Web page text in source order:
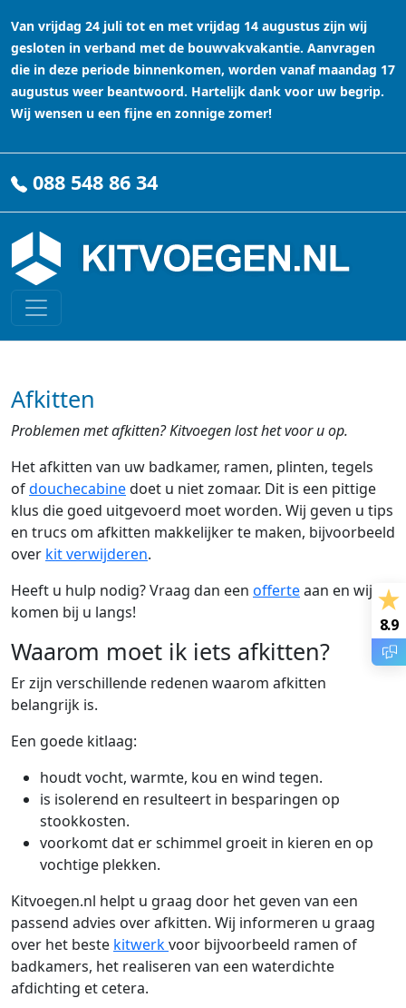
Van vrijdag 24 juli tot en met vrijdag 14 augustus zijn wij
gesloten in verband met de bouwvakvakantie. Aanvragen
die in deze periode binnenkomen, worden vanaf maandag 17
augustus weer beantwoord. Hartelijk dank voor uw begrip.
Wij wensen u een fijne en zonnige zomer!
088 548 86 34
Afkitten
Problemen met afkitten? Kitvoegen lost het voor u op.
Het afkitten van uw badkamer, ramen, plinten, tegels
ofdouchecabinedoet u niet zomaar. Dit is een pittige
klus die goed uitgevoerd moet worden. Wij geven u tips
en trucs om afkitten makkelijker te maken, bijvoorbeeld
over kit verwijderen.
Heeft u hulp nodig? Vraag dan een offerteaan en wij
komen bij u langs!
Waarom moet ik iets afkitten?
Er zijn verschillende redenen waarom afkitten
belangrijk is.
Een goede kitlaag:
houdt vocht, warmte, kou en wind tegen.
is isolerend en resulteert in besparingen op
stookkosten.
voorkomt dat er schimmel groeit in kieren en op
vochtige plekken.
Kitvoegen.nl helpt u graag door het geven van een
passend advies over afkitten. Wij informeren u graag
over het beste kitwerkvoor bijvoorbeeld ramen of
badkamers, het realiseren van een waterdichte
afdichting et cetera.
8.9